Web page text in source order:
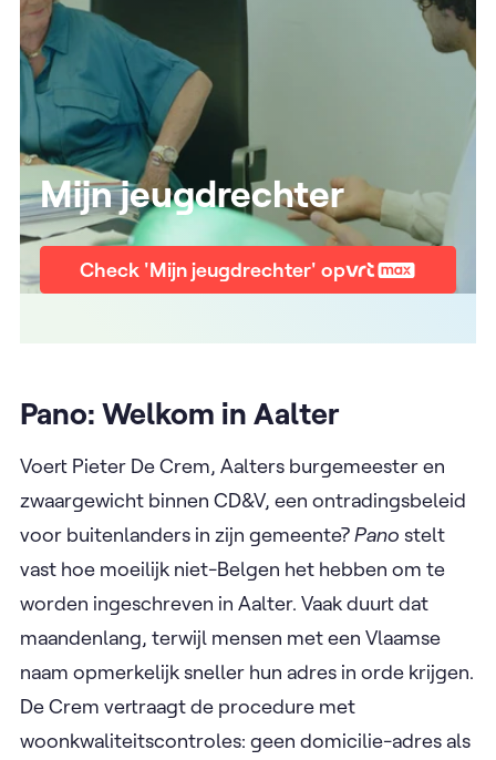
Mijn jeugdrechter
Check 'Mijn jeugdrechter' op
Pano: Welkom in Aalter
Voert Pieter De Crem, Aalters burgemeester en
zwaargewicht binnen CD&V, een ontradingsbeleid
voor buitenlanders in zijn gemeente?Pano stelt
vast hoe moeilijk niet-Belgen het hebben om te
worden ingeschreven in Aalter. Vaak duurt dat
maandenlang, terwijl mensen met een Vlaamse
naam opmerkelijk sneller hun adres in orde krijgen.
De Crem vertraagt de procedure met
woonkwaliteitscontroles: geen domicilie-adres als